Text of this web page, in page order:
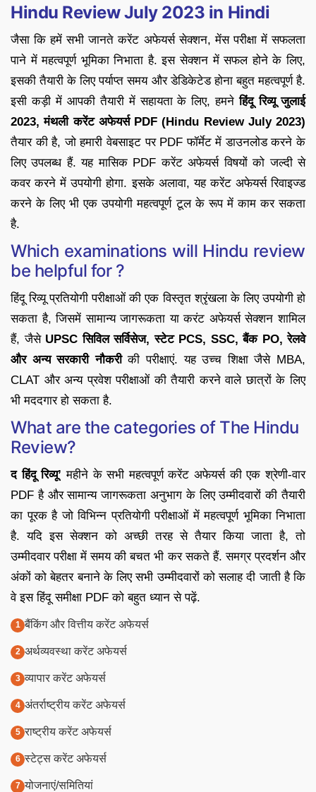
Hindu Review July 2023 in Hindi
जैसा कि हमें सभी जानते करेंट अफेयर्स सेक्शन, मेंस परीक्षा में सफलता
पाने में महत्वपूर्ण भूमिका निभाता है. इस सेक्शन में सफल होने के लिए,
इसकी तैयारी के लिए पर्याप्त समय और डेडिकेटेड होना बहुत महत्वपूर्ण है.
इसी कड़ी में आपकी तैयारी में सहायता के लिए, हमनेहिंदू रिव्यू जुलाई
2023, मंथली करेंट अफेयर्स PDF (Hindu Review July 2023)
तैयार की है, जो हमारी वेबसाइट पर PDF फॉर्मेट में डाउनलोड करने के
लिए उपलब्ध हैं. यह मासिक PDF करेंट अफेयर्स विषयों को जल्दी से
कवर करने में उपयोगी होगा. इसके अलावा, यह करेंट अफेयर्स रिवाइज्ड
करने के लिए भी एक उपयोगी महत्वपूर्ण टूल के रूप में काम कर सकता
है.
Which examinations will Hindu review
be helpful for ?
हिंदू रिव्यू प्रतियोगी परीक्षाओं की एक विस्तृत श्रृंखला के लिए उपयोगी हो
सकता है, जिसमें सामान्य जागरूकता या करंट अफेयर्स सेक्शन शामिल
हैं, जैसे UPSC सिविल सर्विसेज, स्टेट PCS, SSC, बैंक PO, रेलवे
और अन्य सरकारी नौकरीकी परीक्षाएं. यह उच्च शिक्षा जैसे MBA,
CLAT और अन्य प्रवेश परीक्षाओं की तैयारी करने वाले छात्रों के लिए
भी मददगार हो सकता है.
What are the categories of The Hindu
Review?
द हिंदू रिव्यू’महीने के सभी महत्वपूर्ण करेंट अफेयर्स की एक श्रेणी-वार
PDF है और सामान्य जागरूकता अनुभाग के लिए उम्मीदवारों की तैयारी
का पूरक है जो विभिन्न प्रतियोगी परीक्षाओं में महत्वपूर्ण भूमिका निभाता
है. यदि इस सेक्शन को अच्छी तरह से तैयार किया जाता है, तो
उम्मीदवार परीक्षा में समय की बचत भी कर सकते हैं. समग्र प्रदर्शन और
अंकों को बेहतर बनाने के लिए सभी उम्मीदवारों को सलाह दी जाती है कि
वे इस हिंदू समीक्षा PDF को बहुत ध्यान से पढ़ें.
बैंकिंग और वित्तीय करेंट अफेयर्स
अर्थव्यवस्था करेंट अफेयर्स
व्यापार करेंट अफेयर्स
अंतर्राष्ट्रीय करेंट अफेयर्स
राष्ट्रीय करेंट अफेयर्स
स्टेट्स करेंट अफेयर्स
योजनाएं/समितियां